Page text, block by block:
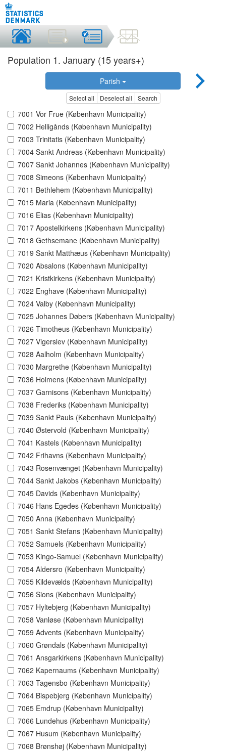
Population 1. January (15 years+)
Parish
Select all Deselect all Search
7001 Vor Frue (København Municipality)
7002 Helligånds (København Municipality)
7003 Trinitatis (København Municipality)
7004 Sankt Andreas (København Municipality)
7007 Sankt Johannes (København Municipality)
7008 Simeons (København Municipality)
7011 Bethlehem (København Municipality)
7015 Maria (København Municipality)
7016 Elias (København Municipality)
7017 Apostelkirkens (København Municipality)
7018 Gethsemane (København Municipality)
7019 Sankt Matthæus (København Municipality)
7020 Absalons (København Municipality)
7021 Kristkirkens (København Municipality)
7022 Enghave (København Municipality)
7024 Valby (København Municipality)
7025 Johannes Døbers (København Municipality)
7026 Timotheus (København Municipality)
7027 Vigerslev (København Municipality)
7028 Aalholm (København Municipality)
7030 Margrethe (København Municipality)
7036 Holmens (København Municipality)
7037 Garnisons (København Municipality)
7038 Frederiks (København Municipality)
7039 Sankt Pauls (København Municipality)
7040 Østervold (København Municipality)
7041 Kastels (København Municipality)
7042 Frihavns (København Municipality)
7043 Rosenvænget (København Municipality)
7044 Sankt Jakobs (København Municipality)
7045 Davids (København Municipality)
7046 Hans Egedes (København Municipality)
7050 Anna (København Municipality)
7051 Sankt Stefans (København Municipality)
7052 Samuels (København Municipality)
7053 Kingo-Samuel (København Municipality)
7054 Aldersro (København Municipality)
7055 Kildevælds (København Municipality)
7056 Sions (København Municipality)
7057 Hyltebjerg (København Municipality)
7058 Vanløse (København Municipality)
7059 Advents (København Municipality)
7060 Grøndals (København Municipality)
7061 Ansgarkirkens (København Municipality)
7062 Kapernaums (København Municipality)
7063 Tagensbo (København Municipality)
7064 Bispebjerg (København Municipality)
7065 Emdrup (København Municipality)
7066 Lundehus (København Municipality)
7067 Husum (København Municipality)
7068 Brønshøj (København Municipality)